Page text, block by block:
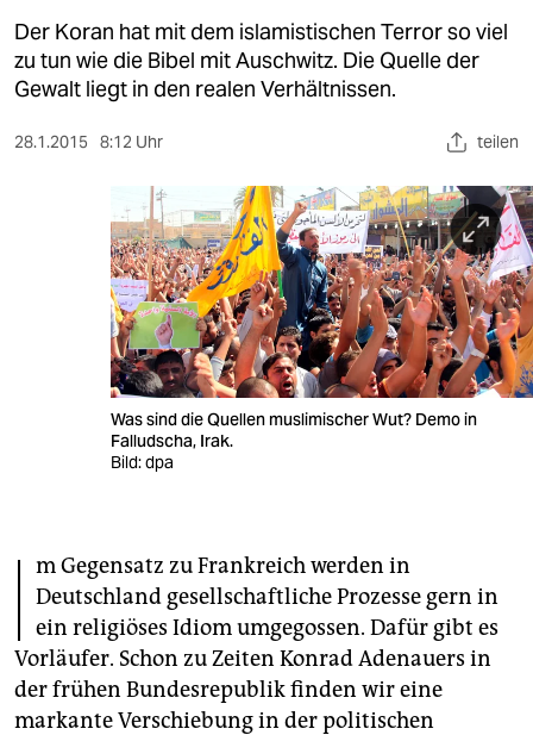
gesellschaft
kultur
wahrheit
veranstaltungen
unterstützen
abo
genossenschaft
epaper login
Der Koran hat mit dem islamistischen Terror so viel
zu tun wie die Bibel mit Auschwitz. Die Quelle der
Gewalt liegt in den realen Verhältnissen.
28.1.2015 8:12 Uhr teilen
Was sind die Quellen muslimischer Wut? Demo in
Falludscha, Irak.
Bild: dpa
I m Gegensatz zu Frankreich werden in
Deutschland gesellschaftliche Prozesse gern in
ein religiöses Idiom umgegossen. Dafür gibt es
Vorläufer. Schon zu Zeiten Konrad Adenauers in
der frühen Bundesrepublik finden wir eine
markante Verschiebung in der politischen